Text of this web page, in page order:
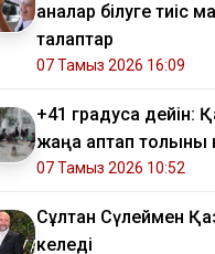
аналар білуге тиіс
талаптар
07 Тамыз 2026 16:09
+41 градусқа дейін:
жаңа аптап толқыны
07 Тамыз 2026 10:52
Сұлтан Сүлеймен
келеді